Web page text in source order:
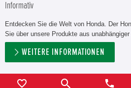
Informativ
Entdecken Sie die Welt von Honda. Der
Sie über unsere Produkte aus
WEITERE INFORMATIONEN